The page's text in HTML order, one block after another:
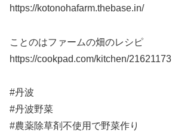
https://kotonohafarm.thebase.in/
ことのはファームの畑のレシピ
https://cookpad.com/kitchen/21621173
#丹波
#丹波野菜
#農薬除草剤不使用で野菜作り